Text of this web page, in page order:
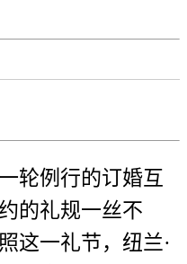
例行的订婚互
的礼规一丝不
这一礼节，纽兰·